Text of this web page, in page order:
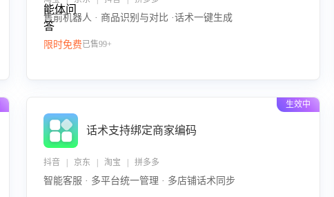
售前机器人 · 商品识别与对比 ·话术一键生成
限时免费已售99+
生效中
话术支持绑定商家编码
抖音 | 京东 | 淘宝 | 拼多多
智能客服 · 多平台统一管理 · 多店铺话术同步